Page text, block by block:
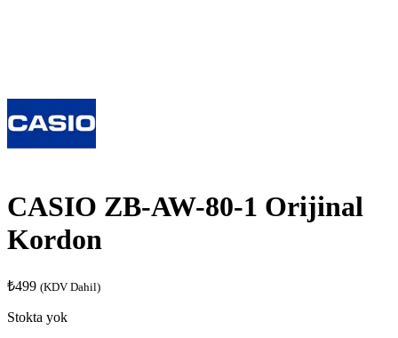
CASIO ZB-AW-80-1 Orijinal
Kordon
₺499 (KDV Dahil)
Stokta yok